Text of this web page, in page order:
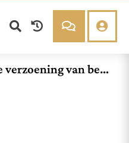
Over RK Documenten
verzoening van bep